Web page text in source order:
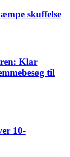
skuffelse
Klar
til
10-